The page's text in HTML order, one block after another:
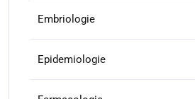
Embriologie
Epidemiologie